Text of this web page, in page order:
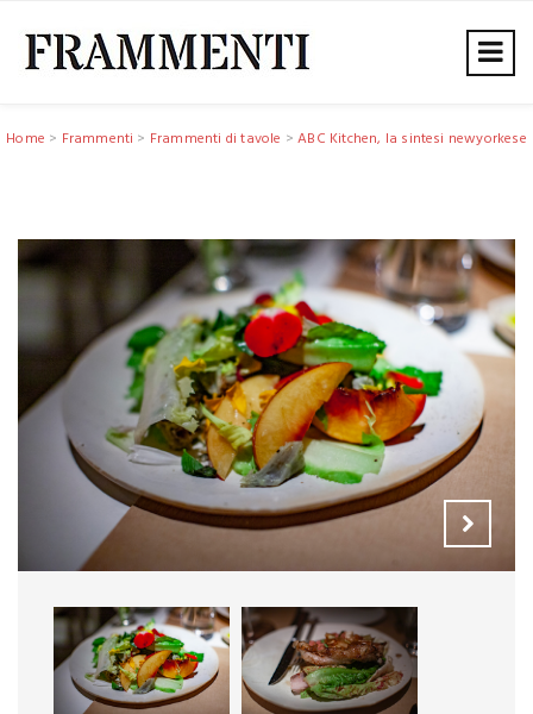
Home > Frammenti > Frammenti di tavole >ABC Kitchen, la sintesi newyorkese